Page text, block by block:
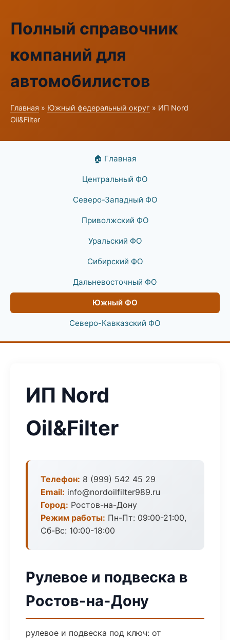
Полный справочник
компаний для
автомобилистов
Главная » Южный федеральный округ » ИП Nord
Oil&Filter
🏠 Главная
Центральный ФО
Северо-Западный ФО
Приволжский ФО
Уральский ФО
Сибирский ФО
Дальневосточный ФО
Южный ФО
Северо-Кавказский ФО
ИП Nord
Oil&Filter
Телефон: 8 (999) 542 45 29
Email: info@nordoilfilter989.ru
Город: Ростов-на-Дону
Режим работы: Пн-Пт: 09:00-21:00,
Сб-Вс: 10:00-18:00
Рулевое и подвеска в
Ростов-на-Дону
рулевое и подвеска под ключ: от